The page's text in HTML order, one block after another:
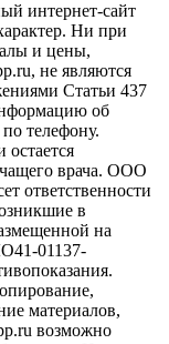
интернет-сайт
Ни при
и цены,
не являются
Статьи 437
об
телефону.
врача. ООО
ответственности
в
на
01137-
материалов,
возможно